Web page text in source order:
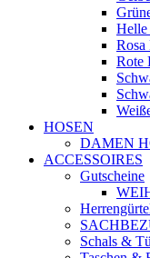
Helle
Rosa
Rote
HOSEN
DAMEN
ACCESSOIRES
Gutscheine
Schals &